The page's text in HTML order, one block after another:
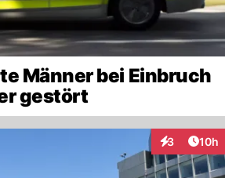
Männer bei Einbruch
gestört
3
Interaktionen
10h